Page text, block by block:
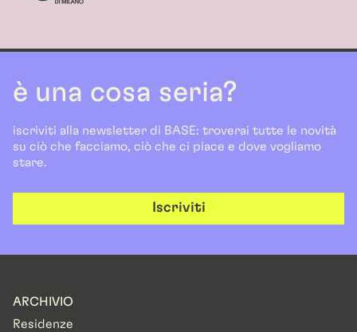
è una cosa seria?
iscriviti alla newsletter di BASE: troverai tutte le novità
su ciò che facciamo, ciò che ci piace e dove vogliamo
stare.
Iscriviti
ARCHIVIO
Residenze